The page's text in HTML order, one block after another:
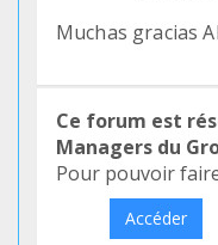
Muchas gracias
Ce forum est
Managers du
Pour pouvoir
Accéder